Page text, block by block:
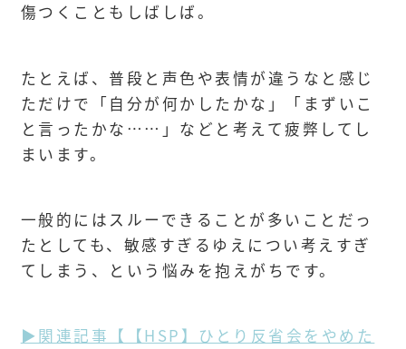
傷つくこともしばしば。
たとえば、普段と声色や表情が違うなと感じ
ただけで「自分が何かしたかな」「まずいこ
と言ったかな……」などと考えて疲弊してし
まいます。
一般的にはスルーできることが多いことだっ
たとしても、敏感すぎるゆえについ考えすぎ
てしまう、という悩みを抱えがちです。
▶関連記事【【HSP】ひとり反省会をやめた